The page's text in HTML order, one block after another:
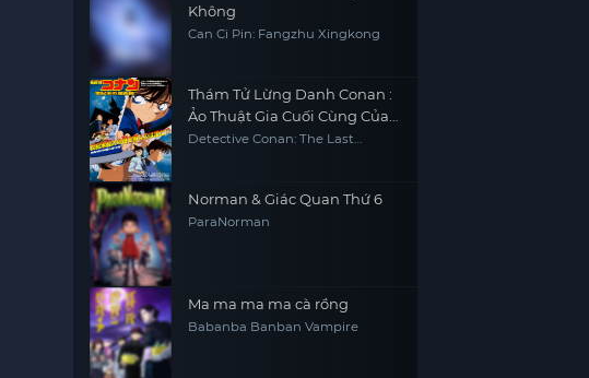
Không
Can Ci Pin: Fangzhu Xingkong
Thám Tử Lừng Danh Conan :
Ảo Thuật Gia Cuối Cùng Của
Thế Kỷ
Detective Conan: The Last
Norman & Giác Quan Thứ 6
ParaNorman
Ma ma ma ma cà rồng
Babanba Banban Vampire